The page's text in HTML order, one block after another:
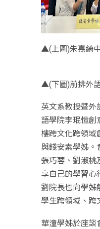
▲(上圖)朱嘉綺
▲(下圖)前排外
英文系教授暨外
語學院李珉愷創
樓跨文化跨領域
與錢安素學姊。
張巧蓉、劉淑桃
享自己的學習心
劉院長也向學姊
學生跨領域、跨
華潼學姊於座談